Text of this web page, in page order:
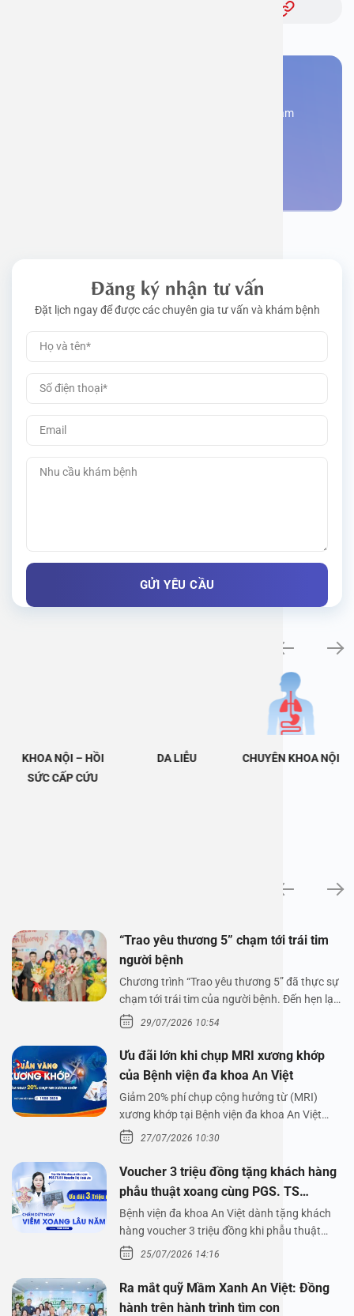
Đăng kí ngay để được các chuyên gia tư vấn và khám
Đăng ký nhận tư vấn
Đặt lịch ngay để được các chuyên gia tư vấn và khám bệnh
KHOA NỘI – HỒI
SỨC CẤP CỨU
DA LIỄU CHUYÊN KHOA NỘI
“Trao yêu thương 5” chạm tới trái tim
người bệnh
Chương trình “Trao yêu thương 5” đã thực sự
chạm tới trái tim của người bệnh. Đến hẹn lại
lên,…29/07/2026 10:54
Ưu đãi lớn khi chụp MRI xương khớp
của Bệnh viện đa khoa An Việt
Giảm 20% phí chụp cộng hưởng từ (MRI)
xương khớp tại Bệnh viện đa khoa An Việt
Bệnh viện đa…
27/07/2026 10:30
Voucher 3 triệu đồng tặng khách hàng
phẫu thuật xoang cùng PGS. TS
Nguyễn Thị Hoài An
Bệnh viện đa khoa An Việt dành tặng khách
hàng voucher 3 triệu đồng khi phẫu thuật
xoang cùng PGS.…
25/07/2026 14:16
Ra mắt quỹ Mầm Xanh An Việt: Đồng
hành trên hành trình tìm con